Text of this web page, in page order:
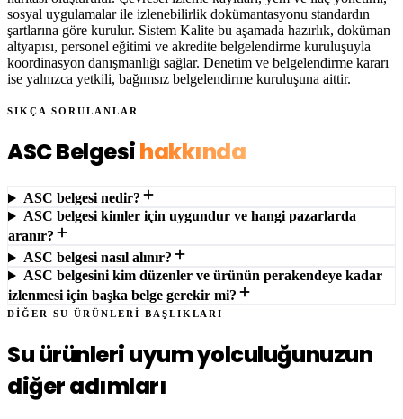
sosyal uygulamalar ile izlenebilirlik dokümantasyonu standardın
şartlarına göre kurulur. Sistem Kalite bu aşamada hazırlık, doküman
altyapısı, personel eğitimi ve akredite belgelendirme kuruluşuyla
koordinasyon danışmanlığı sağlar. Denetim ve belgelendirme kararı
ise yalnızca yetkili, bağımsız belgelendirme kuruluşuna aittir.
SIKÇA SORULANLAR
ASC Belgesihakkında
ASC belgesi nedir?
ASC belgesi kimler için uygundur ve hangi pazarlarda
aranır?
ASC belgesi nasıl alınır?
ASC belgesini kim düzenler ve ürünün perakendeye kadar
izlenmesi için başka belge gerekir mi?
DİĞER SU ÜRÜNLERİ BAŞLIKLARI
Su ürünleri uyum yolculuğunuzun
diğer adımları